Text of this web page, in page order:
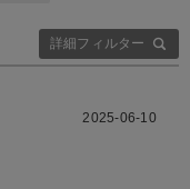
詳細フィルター
2025-06-10